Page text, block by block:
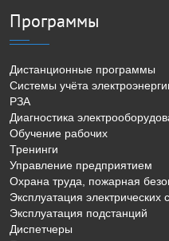
Программы
Дистанционные программы
Системы учёта
РЗА
Диагностика
Обучение рабочих
Тренинги
Управление предприятием
Охрана труда, пожарная
Эксплуатация электрических
Эксплуатация подстанций
Диспетчеры